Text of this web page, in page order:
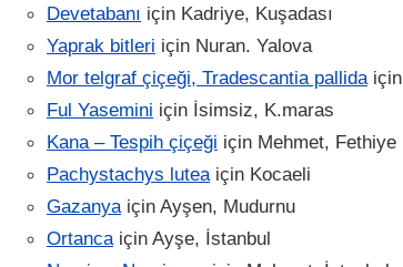
Devetabanı için Kadriye, Kuşadası
Yaprak bitleri için Nuran. Yalova
Mor telgraf çiçeği, Tradescantia pallida için
Ful Yasemini için İsimsiz, K.maras
Kana – Tespih çiçeği için Mehmet, Fethiye
Pachystachys lutea için Kocaeli
Gazanya için Ayşen, Mudurnu
Ortanca için Ayşe, İstanbul